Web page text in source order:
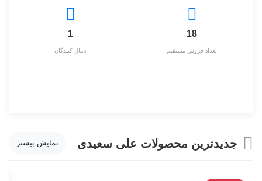
18
تعداد فروش مستقیم
1
دنبال کنندگان
جدیدترین محصولات علی سعیدی نمایش بیشتر